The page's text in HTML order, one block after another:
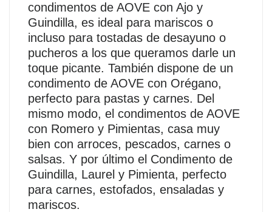
condimentos de AOVE con Ajo y
Guindilla, es ideal para mariscos o
incluso para tostadas de desayuno o
pucheros a los que queramos darle un
toque picante. También dispone de un
condimento de AOVE con Orégano,
perfecto para pastas y carnes. Del
mismo modo, el condimentos de AOVE
con Romero y Pimientas, casa muy
bien con arroces, pescados, carnes o
salsas. Y por último el Condimento de
Guindilla, Laurel y Pimienta, perfecto
para carnes, estofados, ensaladas y
mariscos.